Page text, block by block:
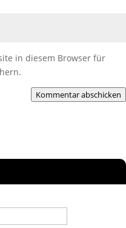
in diesem Browser für
Kommentar abschicken